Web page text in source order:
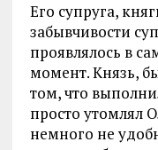
Его супруга,
забывчивости
проявлялось в
момент. Князь,
том, что
просто утомлял
немного не